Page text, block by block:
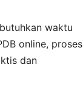
waktu
online, proses
dan